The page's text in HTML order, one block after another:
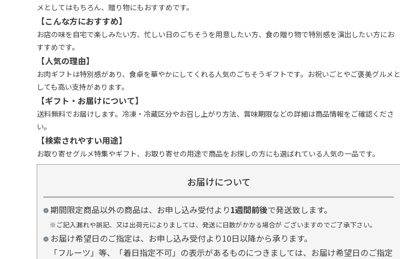
メとしてはもちろん、贈り物にもおすすめです。
【こんな方におすすめ】
お店の味を自宅で楽しみたい方、忙しい日のごちそうを用意したい方、食の贈り物で特別感を演出したい方にお
すすめです。
【人気の理由】
お肉ギフトは特別感があり、食卓を華やかにしてくれる人気のごちそうギフトです。お祝いごとやご褒美グルメと
しても高い支持があります。
【ギフト・お届けについて】
送料無料でお届けします。冷凍・冷蔵区分やお召し上がり方法、賞味期限などの詳細は商品情報をご確認くださ
い。
【検索されやすい用途】
お取り寄せグルメ特集やギフト、お取り寄せの用途で商品をお探しの方にも選ばれている人気の一品です。
お届けについて
期間限定商品以外の商品は、お申し込み受付より1週間前後で発送致します。
※ご記入漏れや誤記、又は出荷元によりましては、発送に日数がかかる場合が ございますのでご了承下さい。
お届け希望日のご指定は、お申し込み受付より10日以降から承ります。
「フルーツ」等、「着日指定不可」の表示があるものにつきましては、お届け希望日のご指定